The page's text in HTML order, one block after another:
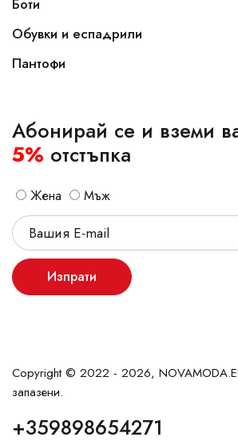
Боти
Обувки и еспадрили
Пантофи
Абонирай се и вземи
5% отстъпка
Жена Мъж
Изпрати
Copyright © 2022 - 2026,
запазени.
+359898654271